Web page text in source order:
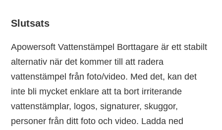
Slutsats
Apowersoft Vattenstämpel Borttagare är ett stabilt
alternativ när det kommer till att radera
vattenstämpel från foto/video. Med det, kan det
inte bli mycket enklare att ta bort irriterande
vattenstämplar, logos, signaturer, skuggor,
personer från ditt foto och video. Ladda ned